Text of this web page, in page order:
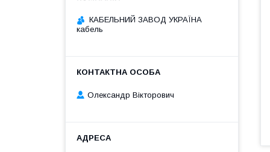
КАБЕЛЬНИЙ ЗАВОД УКРАЇНА
кабель
Олександр Вікторович